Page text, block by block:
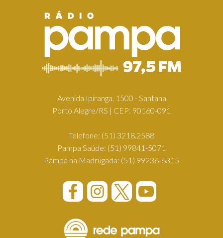
Avenida Ipiranga, 1500 - Santana
Porto Alegre/RS | CEP: 90160-091
Telefone: (51) 3218.2588
Pampa Saúde: (51) 99841-5071
Pampa na Madrugada: (51) 99236-6315